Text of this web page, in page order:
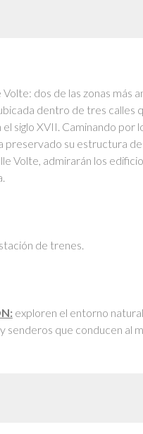
dos de las zonas más
dentro de tres calles
siglo XVII. Caminando por
preservado su estructura
Volte, admirarán los
de trenes.
exploren el entorno
senderos que conducen al